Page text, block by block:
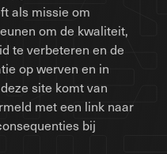
als missie om
om de kwaliteit,
te verbeteren en de
op werven en in
site komt van
met een link naar
bij